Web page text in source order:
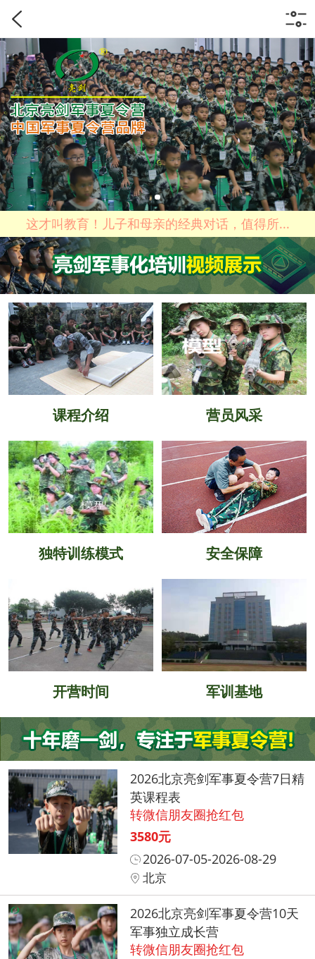
这才叫教育！儿子和母亲的经典对话，值得所...
课程介绍 营员风采
独特训练模式 安全保障
开营时间 军训基地
2026北京亮剑军事夏令营7日精
英课程表
转微信朋友圈抢红包
3580元
2026-07-05-2026-08-29
北京
2026北京亮剑军事夏令营10天
军事独立成长营
转微信朋友圈抢红包